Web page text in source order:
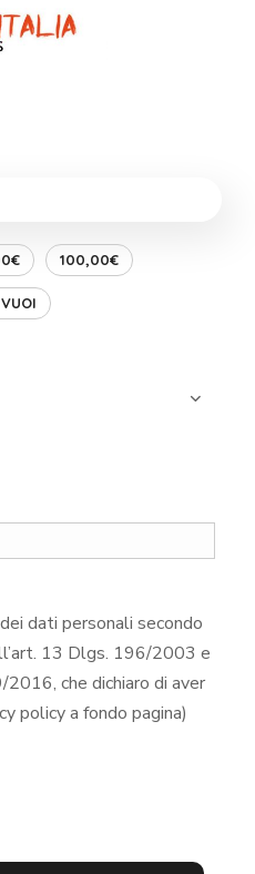
100,00€
13 Dlgs. 196/2003 e
che dichiaro di aver
policy a fondo pagina)